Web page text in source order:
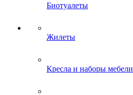
Биотуалеты
Жилеты
Кресла и наборы мебели